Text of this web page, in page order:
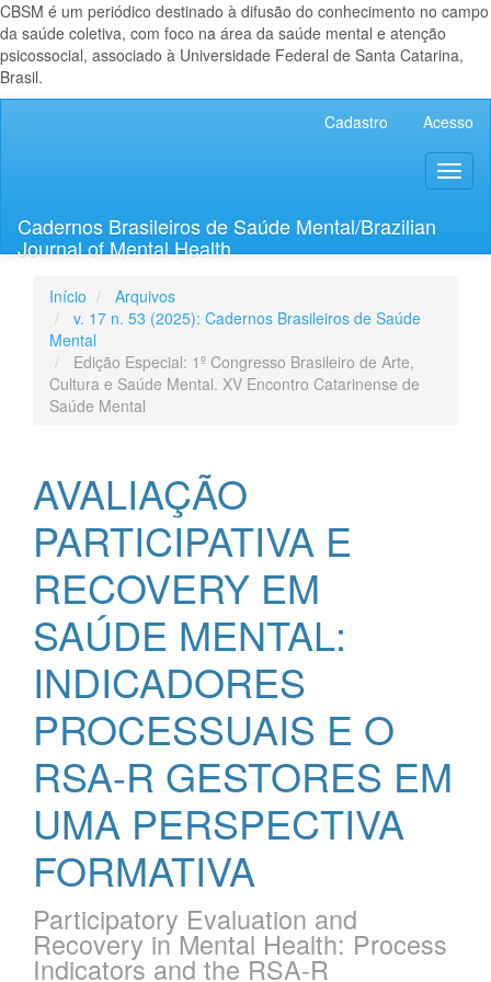
CBSM é um periódico destinado à difusão do conhecimento no campo
da saúde coletiva, com foco na área da saúde mental e atenção
psicossocial, associado à Universidade Federal de Santa Catarina,
Brasil.
Lateral
Cadastro Acesso
Cadernos Brasileiros de Saúde Mental/Brazilian
Journal of Mental Health
Início
Arquivos
v. 17 n. 53 (2025): Cadernos Brasileiros de Saúde
Mental
Edição Especial: 1º Congresso Brasileiro de Arte,
Cultura e Saúde Mental. XV Encontro Catarinense de
Saúde Mental
AVALIAÇÃO
PARTICIPATIVA E
RECOVERY EM
SAÚDE MENTAL:
INDICADORES
PROCESSUAIS E O
RSA-R GESTORES EM
UMA PERSPECTIVA
FORMATIVA
Participatory Evaluation and
Recovery in Mental Health: Process
Indicators and the RSA-R